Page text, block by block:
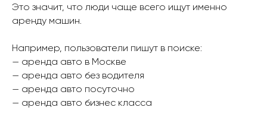
Это значит, что люди чаще всего ищут именно
аренду машин.
Например, пользователи пишут в поиске:
— аренда авто в Москве
— аренда авто без водителя
— аренда авто посуточно
— аренда авто бизнес класса